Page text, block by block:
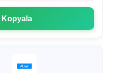
Kopyala